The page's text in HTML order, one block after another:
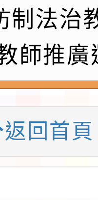
）演習－
知識線上
度第1學
課鐘點教
115學年
助參觀特色
計畫」
心白海豚
培育課程
制法治
師推廣
返回首頁